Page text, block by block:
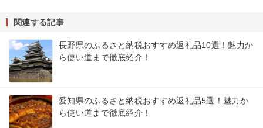
関連する記事
長野県のふるさと納税おすすめ返礼品10選！魅力か
ら使い道まで徹底紹介！
愛知県のふるさと納税おすすめ返礼品5選！魅力か
ら使い道まで徹底紹介！